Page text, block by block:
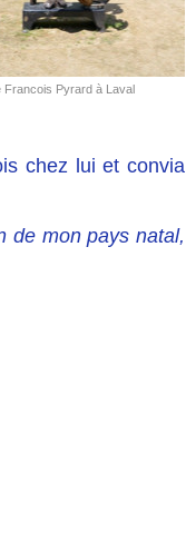
Francois Pyrard à Laval
chez lui et convia
de mon pays natal,